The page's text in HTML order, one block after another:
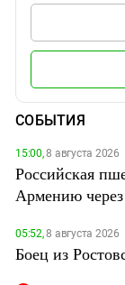
СОБЫТИЯ
15:00,8 августа 2026
Российская
Армению
05:52,8 августа 2026
Боец из